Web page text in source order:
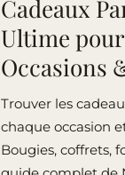
Cadeaux
Ultime
Occasions
Trouver les
chaque occasion
Bougies, coffrets,